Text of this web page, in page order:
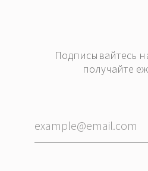
Подписывайтесь
получайте